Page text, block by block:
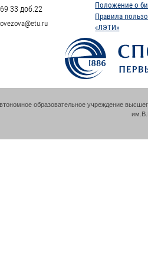
33 доб.22
Положение о
Правила
«ЛЭТИ»
образовательное учреждение